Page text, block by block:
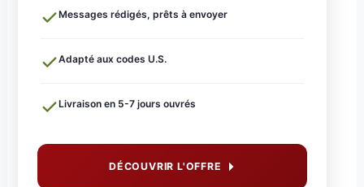
Messages rédigés, prêts à envoyer
Adapté aux codes U.S.
Livraison en 5-7 jours ouvrés
DÉCOUVRIR L'OFFRE